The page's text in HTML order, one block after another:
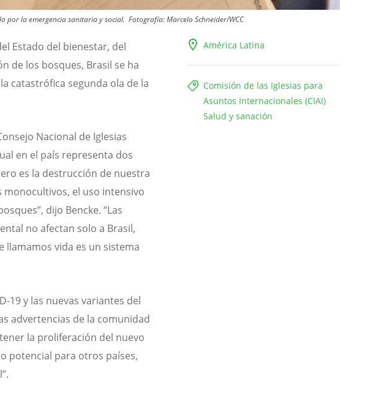
por la emergencia sanitaria y social. Fotografía:Marcelo Schneider/WCC
América Latina
Comisión de las Iglesias para
Asuntos Internacionales (CIAI)
Salud y sanación
Estado del bienestar, del
de los bosques, Brasil se ha
catastrófica segunda ola de la
Nacional de Iglesias
en el país representa dos
es la destrucción de nuestra
el uso intensivo
dijo Bencke. “Las
no afectan solo a Brasil,
llamamos vida es un sistema
19 y las nuevas variantes del
advertencias de la comunidad
la proliferación del nuevo
potencial para otros países,